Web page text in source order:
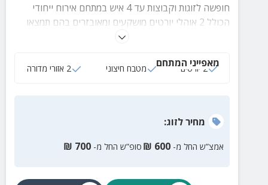
חופשה לזוגות וקבוצות עד 4 איש במתחם אירוח ייחודי
הכולל 2 אוהלי יורטים מושקעים ומאובזרים בהם תמצאו
רצפה מחוממת ומזגן, מיטות נוחות, מטבחון מאובזר, חדרי
האורחים, עמדות מנגל, אזורי מדורה ועוד.
מאפייני המתחם
2 יורטים מטבח חיצוני 2 אזורי מדורה
מחירלזוג:
אמצ”ש החל מ- 600
₪ סופ”ש החל מ- 700
₪